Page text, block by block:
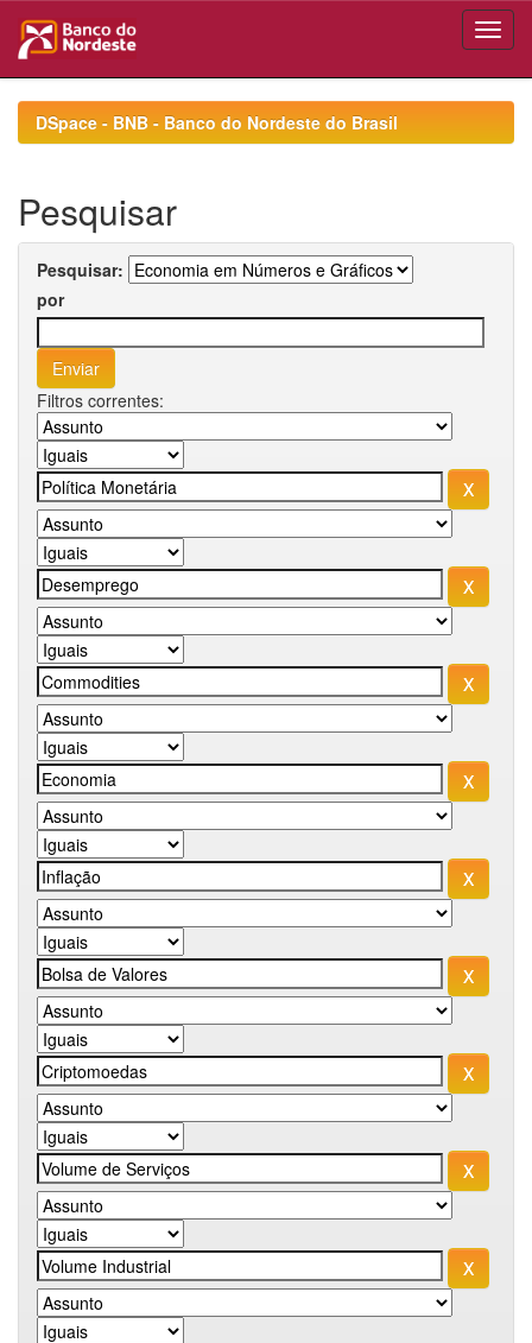
navigationDSpace - BNB - Banco do Nordeste do Brasil
Pesquisar
Pesquisar:
por
Filtros correntes: